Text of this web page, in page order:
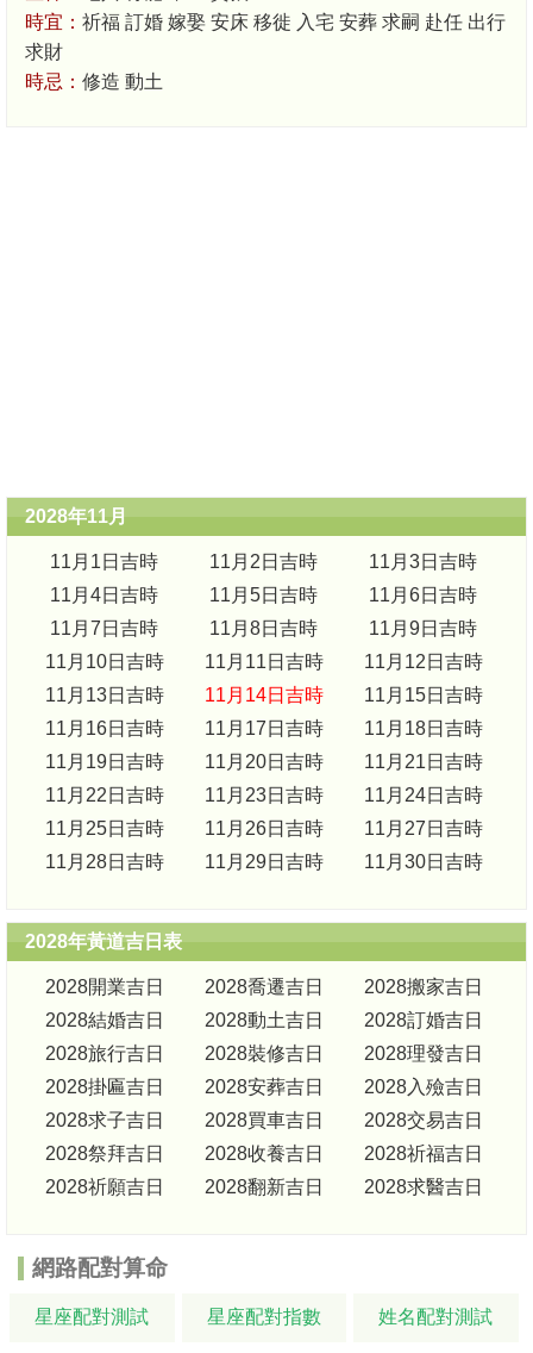
時宜： 祈福 訂婚 嫁娶 安床 移徙 入宅 安葬 求嗣 赴任 出行
求財
時忌： 修造 動土
2028年11月
11月1日吉時 11月2日吉時
11月3日吉時
11月4日吉時
11月5日吉時
11月6日吉時
11月7日吉時
11月8日吉時
11月9日吉時
11月10日吉時
11月11日吉時
11月12日吉時
11月13日吉時
11月14日吉時
11月15日吉時
11月16日吉時
11月17日吉時
11月18日吉時
11月19日吉時
11月20日吉時
11月21日吉時
11月22日吉時
11月23日吉時
11月24日吉時
11月25日吉時
11月26日吉時
11月27日吉時
11月28日吉時
11月29日吉時 11月30日吉時
2028年黃道吉日表
2028開業吉日 2028喬遷吉日
2028搬家吉日
2028結婚吉日
2028動土吉日
2028訂婚吉日
2028旅行吉日
2028裝修吉日
2028理發吉日
2028掛匾吉日
2028安葬吉日
2028入殮吉日
2028求子吉日
2028買車吉日
2028交易吉日
2028祭拜吉日
2028收養吉日
2028祈福吉日
2028祈願吉日
2028翻新吉日 2028求醫吉日
網路配對算命
星座配對測試 星座配對指數 姓名配對測試